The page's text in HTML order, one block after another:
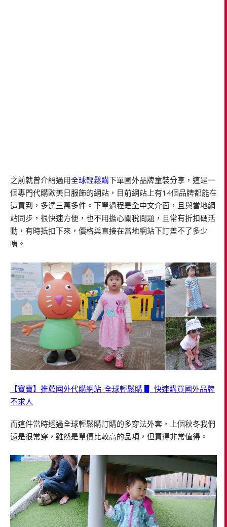
之前就曾介紹過用全球輕鬆購下單國外品牌童裝分享，這是一
個專門代購歐美日服飾的網站，目前網站上有14個品牌都能在
這買到，多達三萬多件。下單過程是全中文介面，且與當地網
站同步，很快速方便，也不用擔心關稅問題，且常有折扣碼活
動，有時抵扣下來，價格與直接在當地網站下訂差不了多少
唷。
【寶寶】推薦國外代購網站-全球輕鬆購 ▋ 快速購買國外品牌
不求人
而這件當時透過全球輕鬆購訂購的多穿法外套，上個秋冬我們
還是很常穿，雖然是單價比較高的品項，但買得非常值得。